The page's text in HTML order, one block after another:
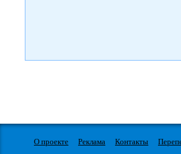
О проекте Реклама Контакты